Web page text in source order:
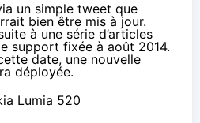
un simple tweet que
bien être mis à jour.
à une série d’articles
support fixée à août 2014.
date, une nouvelle
déployée.